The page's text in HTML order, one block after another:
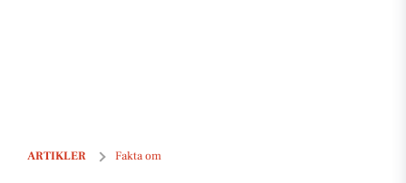
ARTIKLER Fakta om
Huspriserne går ned i Aarhus Kommune